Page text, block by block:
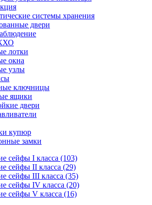
системы хранения
двери
лотки
окна
узлы
ключницы
ящики
двери
купюр
замки
сейфы I класса (103)
сейфы II класса (29)
сейфы III класса (35)
сейфы IV класса (20)
сейфы V класса (16)